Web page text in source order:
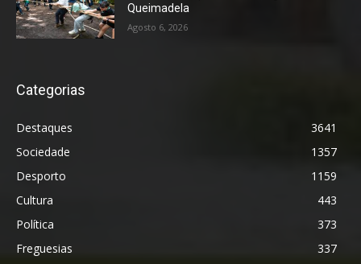
Queimadela
Agosto 6, 2026
Categorias
Destaques
3641
Sociedade
1357
Desporto
1159
Cultura
443
Política
373
Freguesias
337